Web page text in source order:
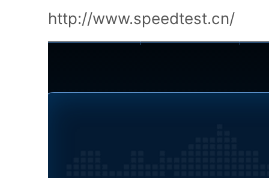
http://www.speedtest.cn/